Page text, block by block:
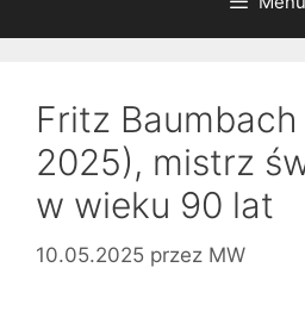
Fritz
2025), mistrz
w wieku 90 lat
10.05.2025 przez MW